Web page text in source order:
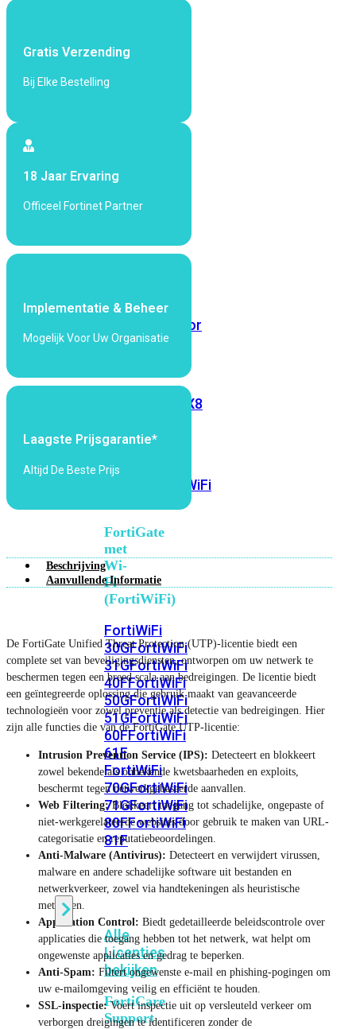
Generatie
Wi-
Fi
Fi
Outdoor
8X8
Alles
FortiWiFi
FortiGate
met
Wi-
Fi
(FortiWiFi)
FortiWiFi
30GFortiWiFi
31GFortiWiFi
40FFortiWiFi
50GFortiWiFi
51GFortiWiFi
60FFortiWiFi
61F
FortiWiFi
70GFortiWiFi
71GFortiWiFi
80FFortiWiFi
81F
Licentie
Alle
Licenties
bekijken
FortiCare
Support
Gratis Verzending
Bij Elke Bestelling
18 Jaar Ervaring
Officeel Fortinet Partner
Implementatie & Beheer
Mogelijk Voor Uw Organisatie
Laagste Prijsgarantie*
Altijd De Beste Prijs
Beschrijving
Aanvullende Informatie
De FortiGate Unified Threat Protection (UTP)-licentie biedt een
complete set van beveiligingsdiensten, ontworpen om uw netwerk te
beschermen tegen een breed scala aan bedreigingen. De licentie biedt
een geïntegreerde oplossing die gebruik maakt van geavanceerde
technologieën voor zowel preventie als detectie van bedreigingen. Hier
zijn alle functies die van de FortiGate UTP-licentie:
Intrusion Prevention Service (IPS): Detecteert en blokkeert
zowel bekende als onbekende kwetsbaarheden en exploits,
beschermt tegen netwerkgebaseerde aanvallen.
Web Filtering:Blokkeert toegang tot schadelijke, ongepaste of
niet-werkgerelateerde websites door gebruik te maken van URL-
categorisatie en reputatiebeoordelingen.
Anti-Malware (Antivirus): Detecteert en verwijdert virussen,
malware en andere schadelijke software uit bestanden en
netwerkverkeer, zowel via handtekeningen als heuristische
methoden.
Application Control: Biedt gedetailleerde beleidscontrole over
applicaties die toegang hebben tot het netwerk, wat helpt om
ongewenste applicaties en gedrag te beperken.
Anti-Spam: Filtert ongewenste e-mail en phishing-pogingen om
uw e-mailomgeving veilig en efficiënt te houden.
SSL-inspectie:Voert inspectie uit op versleuteld verkeer om
verborgen dreigingen te identificeren zonder de